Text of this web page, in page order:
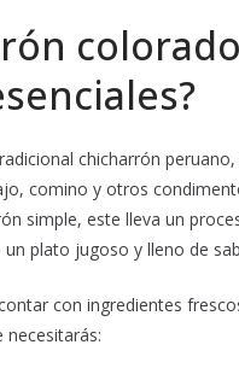
chicharrón
comino y otros
simple, este lleva un
plato jugoso y lleno de
con ingredientes